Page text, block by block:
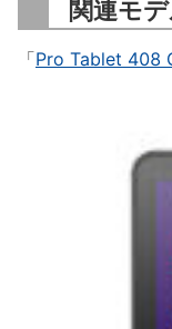
関連モ
「Pro Tablet 408